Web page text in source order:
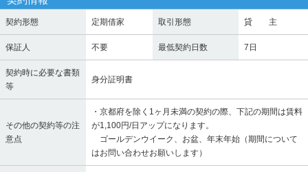
契約形態 定期借家 取引形態 貸 主
保証人 不要 最低契約日数 7日
契約時に必要な書類
等
身分証明書
その他の契約等の注
意点
・京都府を除く1ヶ月未満の契約の際、下記の期間は賃料
が1,100円/日アップになります。
ゴールデンウイーク、お盆、年末年始（期間について
はお問い合わせお願いします）